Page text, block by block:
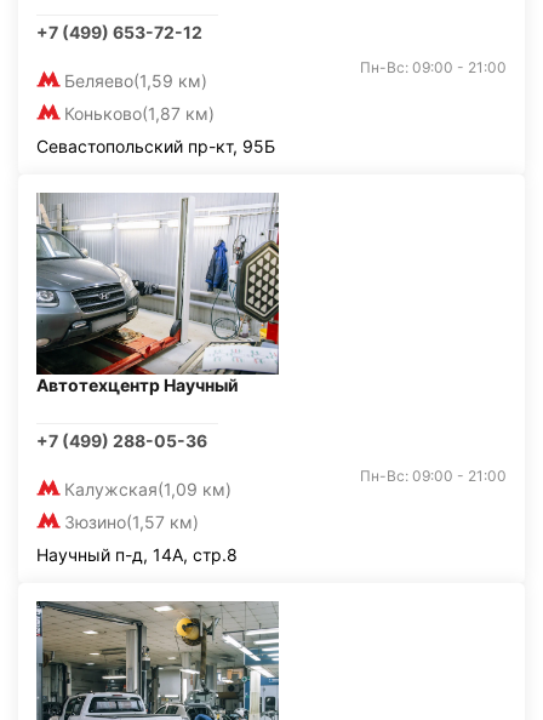
+7 (499) 653-72-12
Беляево(1,59 км)
Коньково(1,87 км)
Пн-Вс: 09:00 - 21:00
Севастопольский пр-кт, 95Б
Автотехцентр Научный
+7 (499) 288-05-36
Калужская(1,09 км)
Зюзино(1,57 км)
Пн-Вс: 09:00 - 21:00
Научный п-д, 14А, стр.8